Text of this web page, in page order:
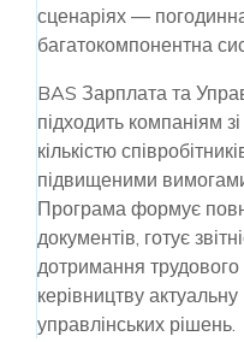
сценаріях —
багатокомпонентна
BAS Зарплата та
підходить компаніям
кількістю
підвищеними
Програма формує
документів, готує
дотримання
керівництву
управлінських рішень.